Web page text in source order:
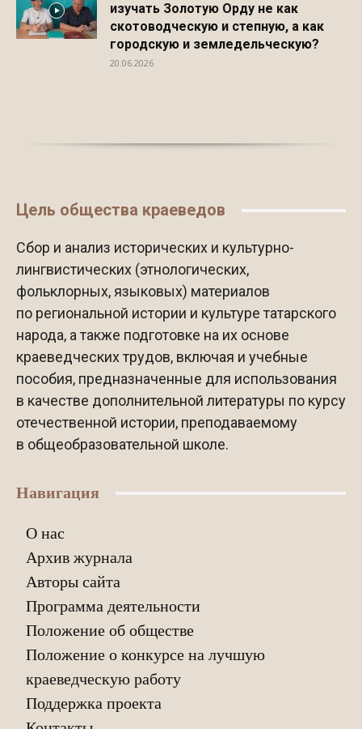
изучать Золотую Орду не как
скотоводческую и степную, а как
городскую и земледельческую?
20.06.2026
Цель общества краеведов
Сбор и анализ исторических и культурно-
лингвистических (этнологических,
фольклорных, языковых) материалов
по региональной истории и культуре татарского
народа, а также подготовке на их основе
краеведческих трудов, включая и учебные
пособия, предназначенные для использования
в качестве дополнительной литературы по курсу
отечественной истории, преподаваемому
в общеобразовательной школе.
Навигация
О нас
Архив журнала
Авторы сайта
Программа деятельности
Положение об обществе
Положение о конкурсе на лучшую
краеведческую работу
Поддержка проекта